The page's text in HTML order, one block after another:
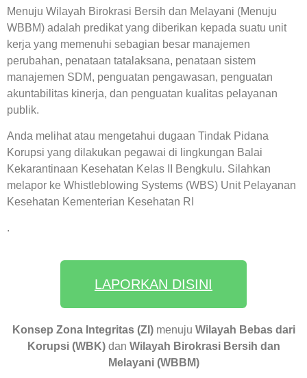
Menuju Wilayah Birokrasi Bersih dan Melayani (Menuju
WBBM) adalah predikat yang diberikan kepada suatu unit
kerja yang memenuhi sebagian besar manajemen
perubahan, penataan tatalaksana, penataan sistem
manajemen SDM, penguatan pengawasan, penguatan
akuntabilitas kinerja, dan penguatan kualitas pelayanan
publik.
Anda melihat atau mengetahui dugaan Tindak Pidana
Korupsi yang dilakukan pegawai di lingkungan Balai
Kekarantinaan Kesehatan Kelas II Bengkulu. Silahkan
melapor ke Whistleblowing Systems (WBS) Unit Pelayanan
Kesehatan Kementerian Kesehatan RI
.
LAPORKAN DISINI
Konsep Zona Integritas (ZI)menuju Wilayah Bebas dari
Korupsi (WBK)dan Wilayah Birokrasi Bersih dan
Melayani (WBBM)